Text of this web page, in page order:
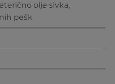
olje sivka,
pešk